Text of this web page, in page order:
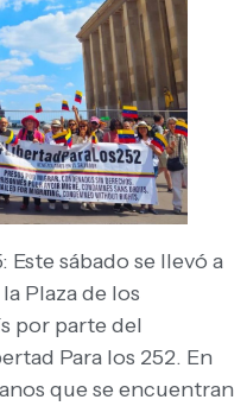
Este sábado se llevó a
Plaza de los
por parte del
Para los 252. En
que se encuentran